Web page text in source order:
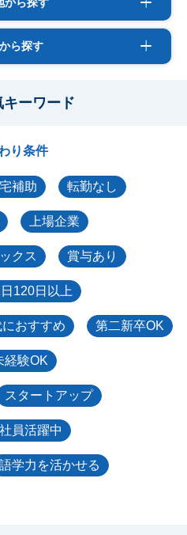
ら探す
キーワード
り条件
補助 転勤なし
上場企業
クス 賞与あり
120日以上
おすすめ 第二新卒OK
経験OK
スタートアップ
員活躍中
語学力を活かせる